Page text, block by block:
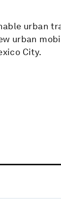
urban
urban
City.